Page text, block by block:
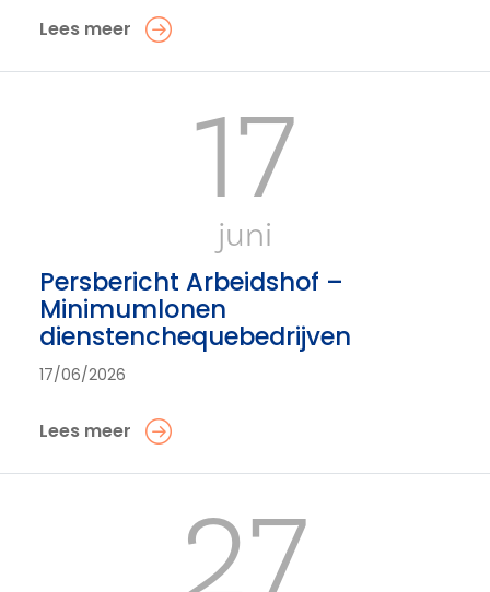
Lees meer
17
juni
Persbericht Arbeidshof –
Minimumlonen
dienstenchequebedrijven
17/06/2026
Lees meer